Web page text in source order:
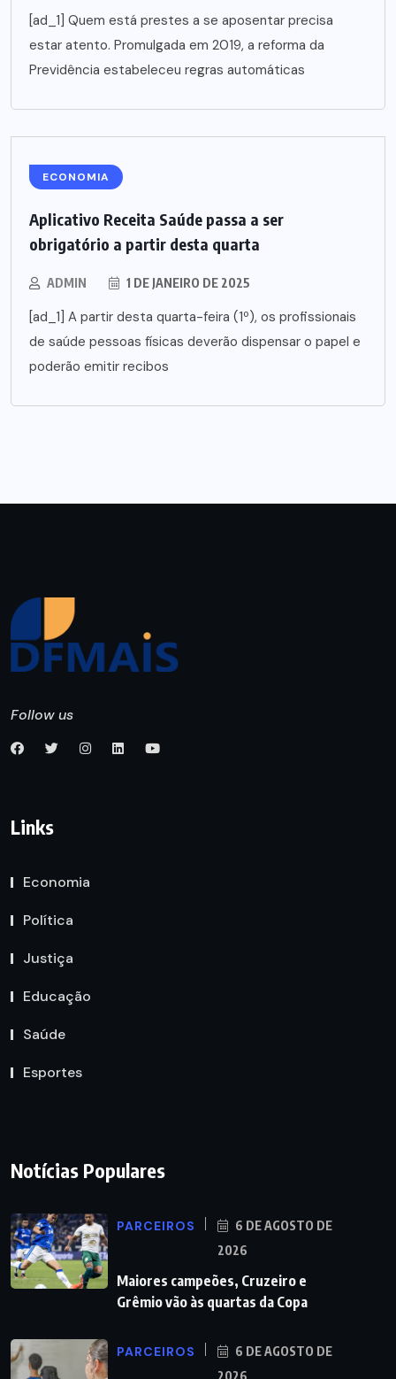
[ad_1] Quem está prestes a se aposentar precisa
estar atento. Promulgada em 2019, a reforma da
Previdência estabeleceu regras automáticas
ECONOMIA
Aplicativo Receita Saúde passa a ser
obrigatório a partir desta quarta
ADMIN 1 DE JANEIRO DE 2025
[ad_1] A partir desta quarta-feira (1º), os profissionais
de saúde pessoas físicas deverão dispensar o papel e
poderão emitir recibos
Follow us
Links
Economia
Política
Justiça
Educação
Saúde
Esportes
Notícias Populares
PARCEIROS
6 DE AGOSTO DE
2026
Maiores campeões, Cruzeiro e
Grêmio vão às quartas da Copa
PARCEIROS
6 DE AGOSTO DE